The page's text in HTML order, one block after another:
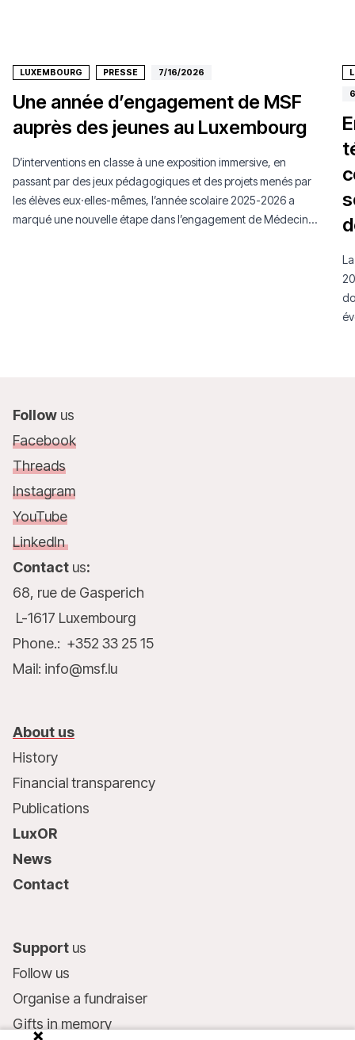
LUXEMBOURG PRESSE 7/16/2026
Une année d’engagement de MSF
auprès des jeunes au Luxembourg
D’interventions en classe à une exposition immersive, en
passant par des jeux pédagogiques et des projets menés par
les élèves eux·elles-mêmes, l’année scolaire 2025-2026 a
marqué une nouvelle étape dans l’engagement de Médecins
Follow us
Facebook
Threads
Instagram
YouTube
LinkedIn
Contact us:
68, rue de Gasperich
L-1617 Luxembourg
Phone.: +352 33 25 15
Mail: info@msf.lu
About us
History
Financial transparency
Publications
LuxOR
News
Contact
Support us
Follow us
Organise a fundraiser
Gifts in memory